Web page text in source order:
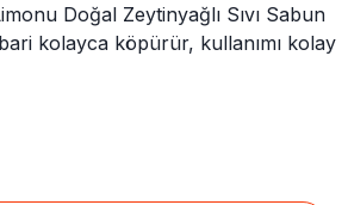
Doğal Zeytinyağlı Sıvı Sabun
kolayca köpürür, kullanımı kolay